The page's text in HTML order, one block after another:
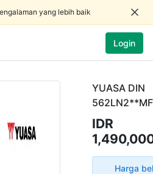
yang lebih baik
Login
YUASA DIN
562LN2**MF
IDR
Harga